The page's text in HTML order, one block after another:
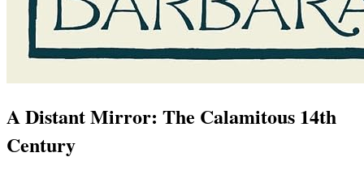
A Distant Mirror: The Calamitous 14th
Century